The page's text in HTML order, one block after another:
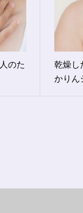
のた
乾燥し
かりん